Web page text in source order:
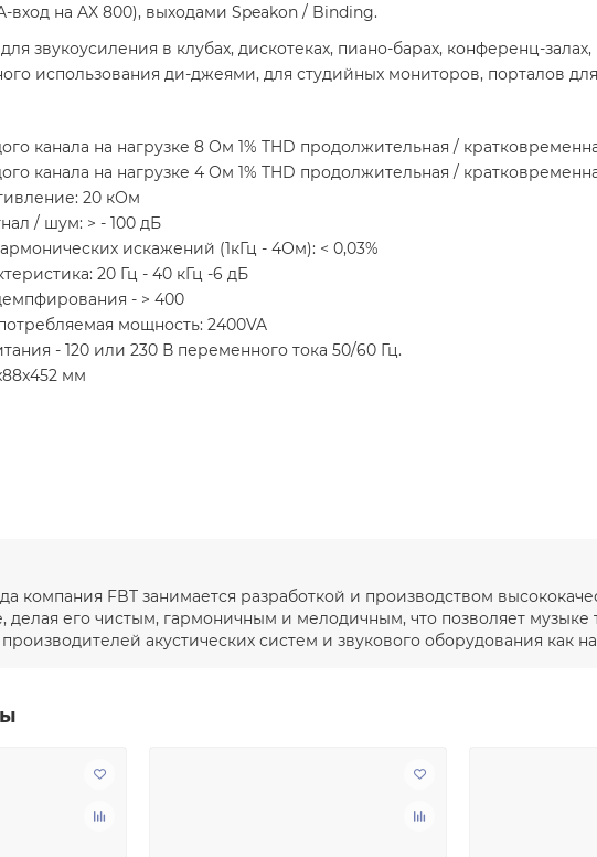
вход на AX 800), выходами Speakon / Binding.
звукоусиления в клубах, дискотеках, пиано-барах, конференц-
использования ди-джеями, для студийных мониторов, порталов
канала на нагрузке 8 Ом 1% THD продолжительная /
канала на нагрузке 4 Ом 1% THD продолжительная /
20 кОм
/ шум: > - 100 дБ
искажений (1кГц - 4Ом): < 0,03%
20 Гц - 40 кГц -6 дБ
- > 400
мощность: 2400VA
- 120 или 230 В переменного тока 50/60 Гц.
мм
компания FBT занимается разработкой и производством
делая его чистым, гармоничным и мелодичным, что позволяет
акустических систем и звукового оборудования как